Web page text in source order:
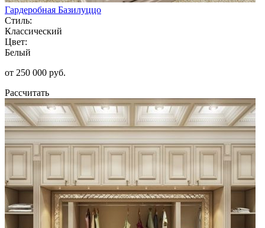
Гардеробная Базилуццо
Стиль:
Классический
Цвет:
Белый
от 250 000 руб.
Рассчитать